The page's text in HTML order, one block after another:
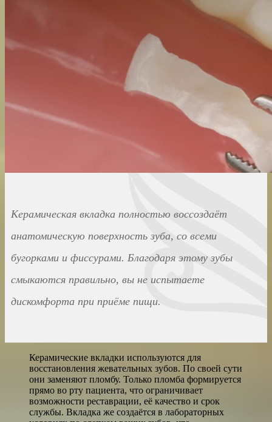
Керамическая вкладка полностью воссоздаёт
анатомическую поверхность зуба, со всеми
бугорками и фиссурами. Благодаря этому зубы
смыкаются правильно, вы не испытаете
дискомфорта при приёме пищи.
Керамические вкладки используются для
восстановления жевательных зубов. По своей сути
они заменяют пломбу. Только пломба формируется
прямо во рту пациента, что ограничивает
возможности реставрации, её качество и срок
службы. Вкладка же создаётся в лабораторных